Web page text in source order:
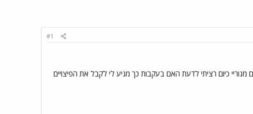
#1
כיום רציתי לדעת האם בעקבות כך מגיע לי לקבל את הפיצויים